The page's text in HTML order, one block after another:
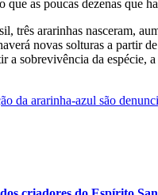
as poucas dezenas que
três ararinhas nasceram,
novas solturas a partir
a sobrevivência da espécie,
da ararinha-azul são